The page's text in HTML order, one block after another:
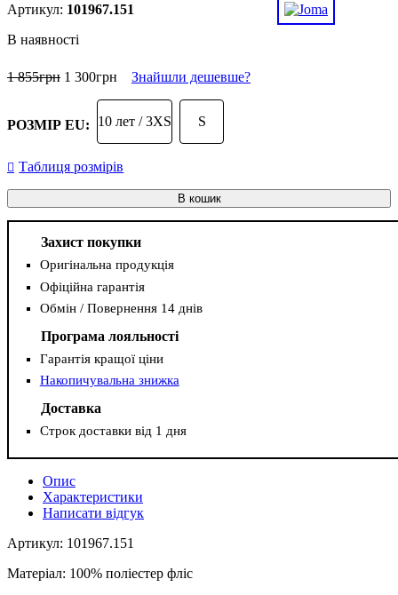
101967.151
В наявності
1 855грн 1 300грн Знайшли дешевше?
РОЗМІР EU: 10 лет / 3XS S
Таблиця розмірів
В кошик
Захист покупки
Оригінальна продукція
Офіційна гарантія
Обмін / Повернення 14 днів
Програма лояльності
Гарантія кращої ціни
Накопичувальна знижка
Доставка
Строк доставки від 1 дня
Опис
Характеристики
Написати відгук
Артикул: 101967.151
Матеріал: 100% поліестер фліс